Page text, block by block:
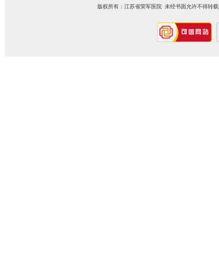
版权所有：江苏省荣军医院 未经书面允许不得转